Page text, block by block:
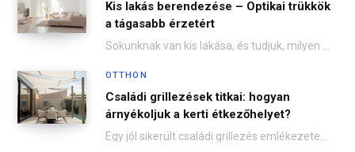
Kis lakás berendezése – Optikai trükkök
a tágasabb érzetért
OTTHON
Családi grillezések titkai: hogyan
árnyékoljuk a kerti étkezőhelyet?